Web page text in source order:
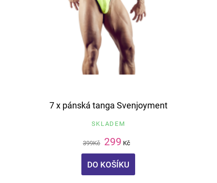
7 x pánská tanga Svenjoyment
SKLADEM
399Kč 299 Kč
DO KOŠÍKU